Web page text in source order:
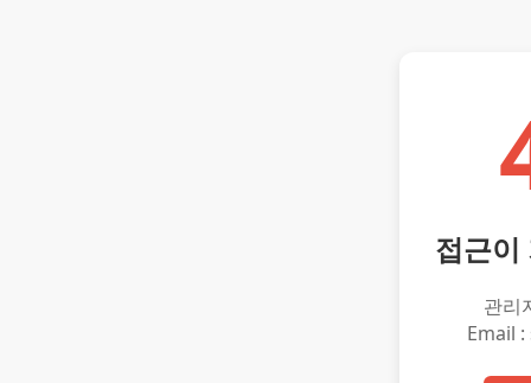
접근이
관리
Email